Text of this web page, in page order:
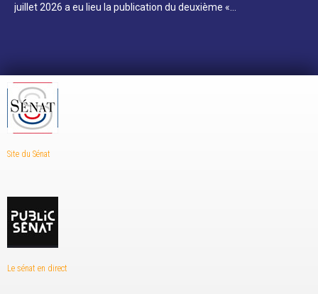
juillet 2026 a eu lieu la publication du deuxième «…
Site du Sénat
Le sénat en direct